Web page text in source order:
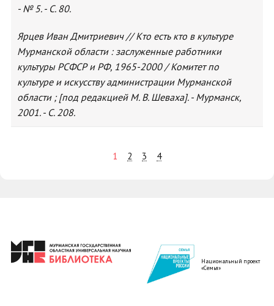
- № 5. - С. 80.
Ярцев Иван Дмитриевич // Кто есть кто в культуре
Мурманской области : заслуженные работники
культуры РСФСР и РФ, 1965-2000 / Комитет по
культуре и искусству администрации Мурманской
области ; [под редакцией М. В. Шеваха]. - Мурманск,
2001. - С. 208.
1 2 3 4
Национальный проект
«Семья»